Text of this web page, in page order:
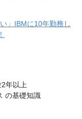
」IBMに10年勤務し
年以上
の基礎知識